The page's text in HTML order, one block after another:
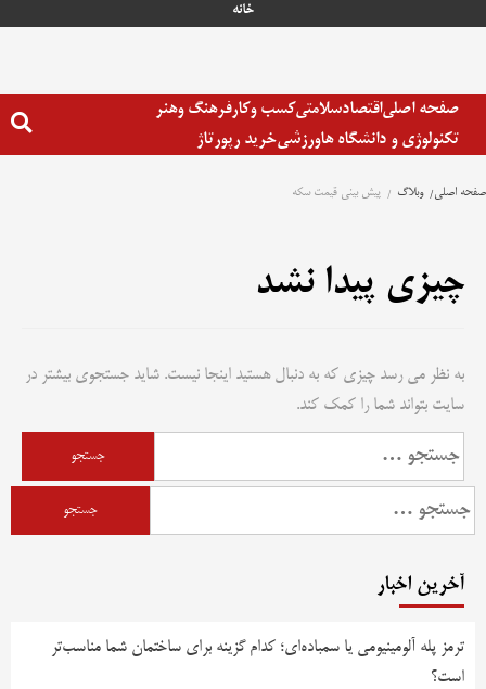
خانه
صفحه اصلیاقتصادسلامتیکسب وکارفرهنگ وهنر
تکنولوژی و دانشگاه هاورزشیخرید رپورتاژ
صفحه اصلی وبلاگ پیش بینی قیمت سکه
چیزی پیدا نشد
به نظر می رسد چیزی که به دنبال هستید اینجا نیست. شاید جستجوی بیشتر در
سایت بتواند شما را کمک کند.
جستجو
برای:
جستجو
برای:
آخرین اخبار
ترمز پله آلومینیومی یا سمباده‌ای؛ کدام گزینه برای ساختمان شما مناسب‌تر
است؟